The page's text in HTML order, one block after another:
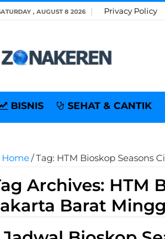
, AUGUST 8 2026 Privacy Policy
BISNIS SEHAT & CANTIK
Home/Tag: HTM Bioskop Seasons
Archives: HTM
Barat